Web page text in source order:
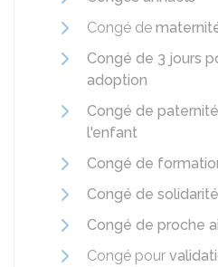
Congé de
Congé de 3 jours
adoption
Congé de
l'enfant
Congé de
Congé de
Congé de proche
Congé pour